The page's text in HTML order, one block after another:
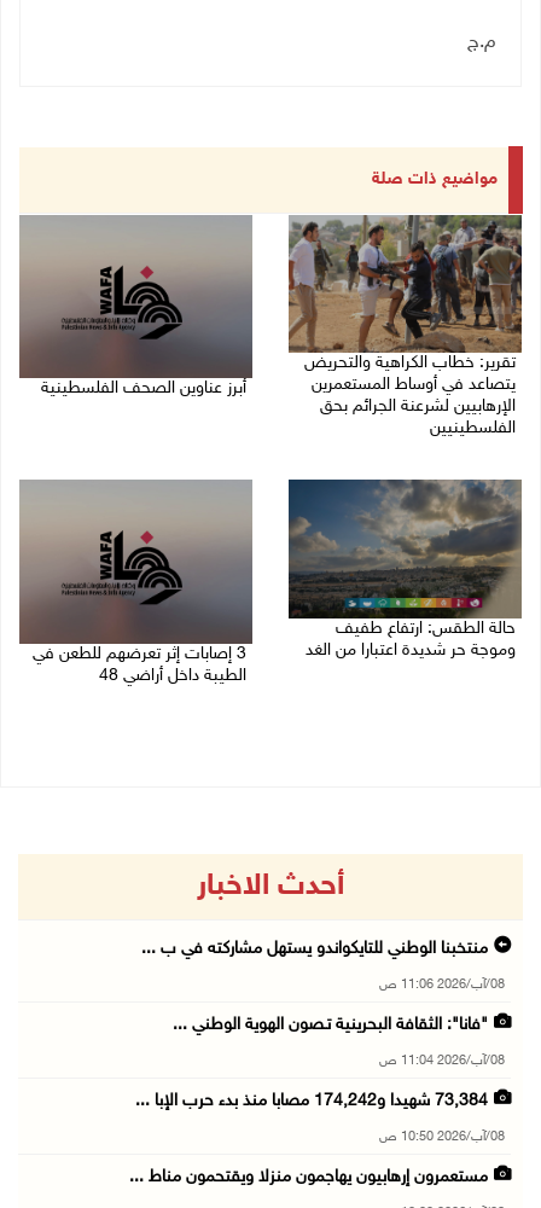
م.ج
مواضيع ذات صلة
تقرير: خطاب الكراهية والتحريض
يتصاعد في أوساط المستعمرين
الإرهابيين لشرعنة الجرائم بحق
الفلسطينيين
أبرز عناوين الصحف الفلسطينية
حالة الطقس: ارتفاع طفيف
وموجة حر شديدة اعتبارا من الغد
3 إصابات إثر تعرضهم للطعن في
الطيبة داخل أراضي 48
أحدث الاخبار
منتخبنا الوطني للتايكواندو يستهل مشاركته في ب ...
08/آب/2026 11:06 ص
"فانا": الثقافة البحرينية تـصون الهوية الوطني ...
08/آب/2026 11:04 ص
73,384 شهيدا و174,242 مصابا منذ بدء حرب الإبا ...
08/آب/2026 10:50 ص
مستعمرون إرهابيون يهاجمون منزلا ويقتحمون مناط ...